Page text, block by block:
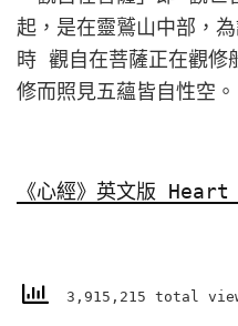
起，是在靈鷲山中部，
時 觀自在菩薩正在觀修
修而照見五蘊皆自性空。
《心經》英文版
3,915,215 total